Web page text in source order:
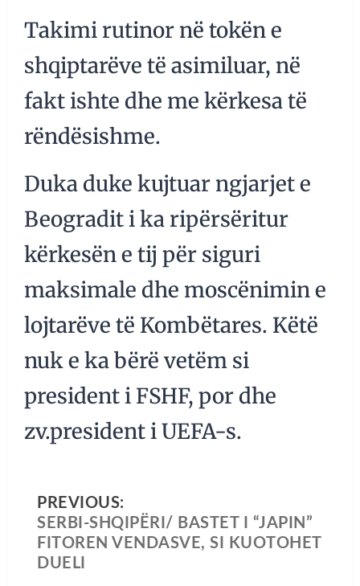
Takimi rutinor në tokën e
shqiptarëve të asimiluar, në
fakt ishte dhe me kërkesa të
rëndësishme.
Duka duke kujtuar ngjarjet e
Beogradit i ka ripërsëritur
kërkesën e tij për siguri
maksimale dhe moscënimin e
lojtarëve të Kombëtares. Këtë
nuk e ka bërë vetëm si
president i FSHF, por dhe
zv.president i UEFA-s.
PREVIOUS:
SERBI-SHQIPËRI/ BASTET I “JAPIN”
FITOREN VENDASVE, SI KUOTOHET
DUELI